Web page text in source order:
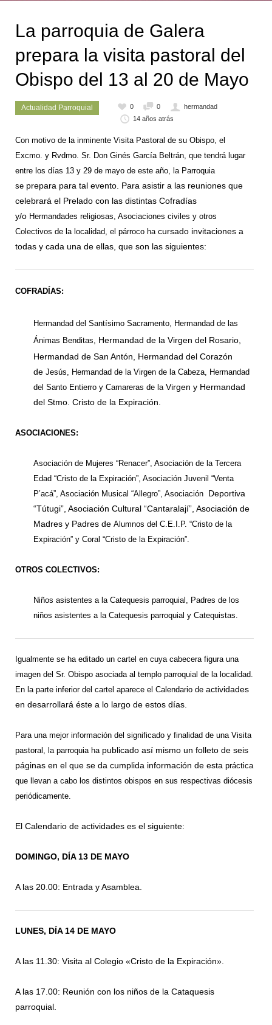
La parroquia de Galera
prepara la visita pastoral del
Obispo del 13 al 20 de Mayo
Actualidad Parroquial 0 0
hermandad
14 años atrás
Con motivo de la inminente Visita Pastoral de su Obispo, el
Excmo. y Rvdmo. Sr. Don Ginés García Beltrán, que tendrá lugar
entre los días 13 y 29 de mayo de este año, la Parroquia
se prepara para tal evento. Para asistir a las reuniones que
celebrará el Prelado con las distintas Cofradías
y/o Hermandades religiosas, Asociaciones civiles y otros
Colectivos de la localidad, el párroco ha cursado invitaciones a
todas y cada una de ellas, que son las siguientes:
COFRADÍAS:
Hermandad del Santísimo Sacramento, Hermandad de las
Ánimas Benditas, Hermandad de la Virgen del Rosario,
Hermandad de San Antón, Hermandad del Corazón
de Jesús, Hermandad de la Virgen de la Cabeza, Hermandad
del Santo Entierro y Camareras de la Virgen y Hermandad
del Stmo. Cristo de la Expiración.
ASOCIACIONES:
Asociación de Mujeres “Renacer”, Asociación de la Tercera
Edad “Cristo de la Expiración”, Asociación Juvenil “Venta
P’acá”, Asociación Musical “Allegro”, Asociación Deportiva
“Tútugi”, Asociación Cultural “Cantaralají”, Asociación de
Madres y Padres de Alumnos del C.E.I.P. “Cristo de la
Expiración” y Coral “Cristo de la Expiración”.
OTROS COLECTIVOS:
Niños asistentes a la Catequesis parroquial, Padres de los
niños asistentes a la Catequesis parroquial y Catequistas.
Igualmente se ha editado un cartel en cuya cabecera figura una
imagen del Sr. Obispo asociada al templo parroquial de la localidad.
En la parte inferior del cartel aparece el Calendario de actividades
en desarrollará éste a lo largo de estos días.
Para una mejor información del significado y finalidad de una Visita
pastoral, la parroquia ha publicado así mismo un folleto de seis
páginas en el que se da cumplida información de esta práctica
que llevan a cabo los distintos obispos en sus respectivas diócesis
periódicamente.
El Calendario de actividades es el siguiente:
DOMINGO, DÍA 13 DE MAYO
A las 20.00: Entrada y Asamblea.
LUNES, DÍA 14 DE MAYO
A las 11.30: Visita al Colegio «Cristo de la Expiración».
A las 17.00: Reunión con los niños de la Cataquesis
parroquial.